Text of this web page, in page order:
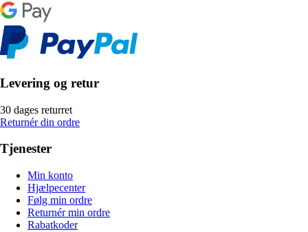
Levering og retur
30 dages returret
Returnér din ordre
Tjenester
Min konto
Hjælpecenter
Følg min ordre
Returnér min ordre
Rabatkoder